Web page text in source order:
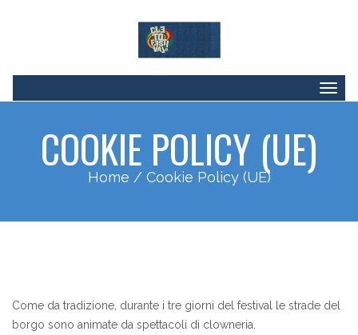
COOKIE POLICY (UE)
Home / Cookie Policy (UE)
Come da tradizione, durante i tre giorni del festival le strade del
borgo sono animate da spettacoli di clowneria.